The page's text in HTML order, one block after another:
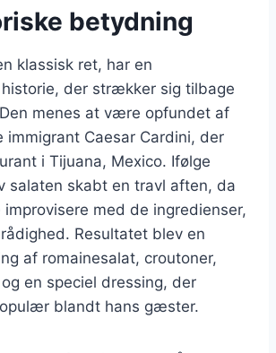
betydning
klassisk ret, har en
der strækker sig tilbage
Den menes at være opfundet af
immigrant Caesar Cardini, der
i Tijuana, Mexico. Ifølge
salaten skabt en travl aften, da
med de ingredienser,
Resultatet blev en
af romainesalat, croutoner,
en speciel dressing, der
blandt hans gæster.